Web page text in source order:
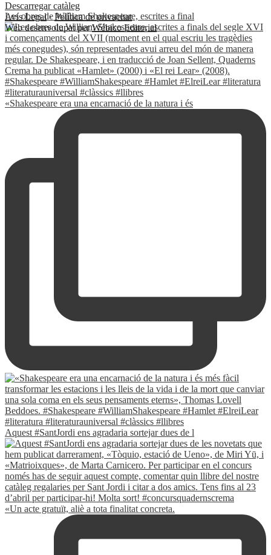
Les obres de William Shakespeare, escrites a final
«Shakespeare era una encarnació de la natura i és
Aquest #SantJordi ens agradaria sortejar dues de l
«Un acte gratuït, aliè a tota finalitat concreta.
Descarregar catàleg
Avís Legal·Política de privacitat
Web desenvolupat perWébico Editorial